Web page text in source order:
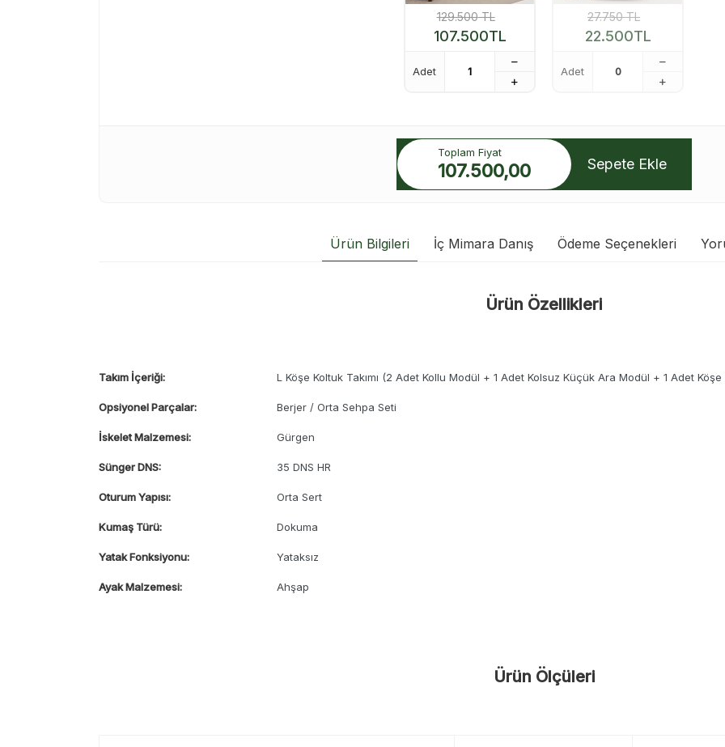
129.500TL
107.500TL
Adet
27.750TL
22.500TL
Adet
Toplam Fiyat
107.500,00 Sepete Ekle
Ürün Bilgileri İç Mimara Danış Ödeme Seçenekleri
Ürün Özellikleri
Takım İçeriği: L Köşe Koltuk Takımı (2 Adet Kollu Modül + 1 Adet Kolsuz Küçük Ara Modül + 1 Adet
Opsiyonel Parçalar: Berjer / Orta Sehpa Seti
İskelet Malzemesi: Gürgen
Sünger DNS: 35 DNS HR
Oturum Yapısı: Orta Sert
Kumaş Türü: Dokuma
Yatak Fonksiyonu: Yataksız
Ayak Malzemesi: Ahşap
Ürün Ölçüleri